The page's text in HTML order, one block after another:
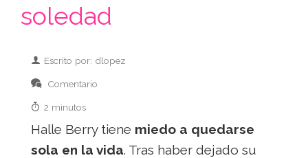
soledad
Escrito por: dlopez
Comentario
2 minutos
Halle Berry tiene miedo a quedarse
sola en la vida. Tras haber dejado su